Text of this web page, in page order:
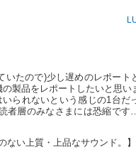
いたので)少し遅めのレポート
製品をレポートしたいと思い
られないという感じの1台だ
者層のみなさまには恐縮です
ない上質・上品なサウンド。】